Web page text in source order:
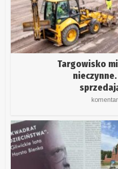
Targowisko